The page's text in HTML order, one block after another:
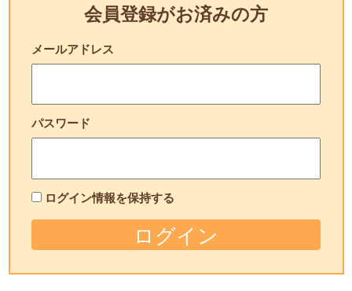
会員登録がお済みの方
メールアドレス
パスワード
ログイン情報を保持する